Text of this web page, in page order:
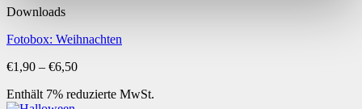
Downloads
Fotobox: Weihnachten
€1,90 – €6,50Preisspanne:
bis
Enthält 7% reduzierte MwSt.